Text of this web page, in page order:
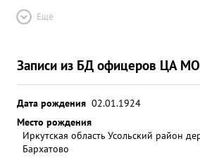
Ещё
Записи из БД офицеров ЦА
Дата рождения 02.01.1924
Место рождения
Иркутская область Усольский район
Бархатово